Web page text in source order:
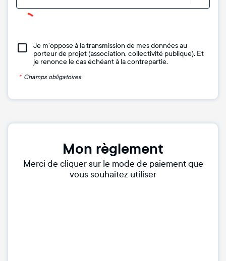
Je m'oppose à la transmission de mes données au
porteur de projet (association, collectivité publique). Et
je renonce le cas échéant à la contrepartie.
* Champs obligatoires
Mon règlement
Merci de cliquer sur le mode de paiement que
vous souhaitez utiliser